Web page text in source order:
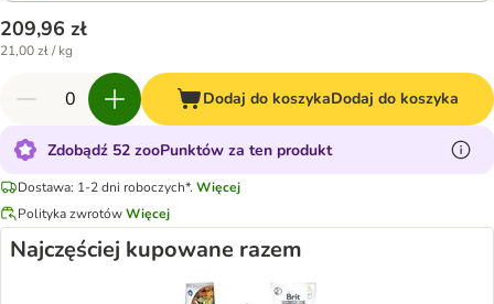
209,96 zł
21,00 zł / kg
Dodaj do koszykaDodaj do koszyka
Zdobądź 52 zooPunktów za ten produkt
Dostawa: 1-2 dni roboczych*. Więcej
Polityka zwrotówWięcej
Najczęściej kupowane razem